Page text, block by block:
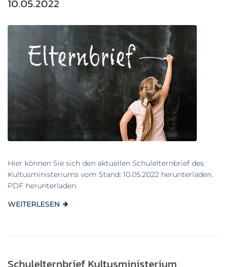
Hier können Sie sich den aktuellen Schulelternbrief des
Kultusministeriums vom Stand: 10.05.2022 herunterladen.
PDF herunterladen
WEITERLESEN
Schulelternbrief Kultusministerium